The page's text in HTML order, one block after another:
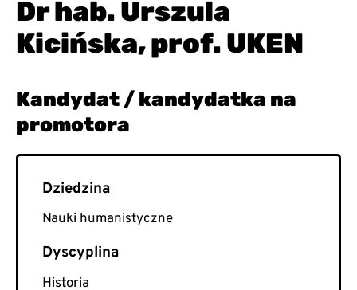
Dr hab. Urszula
Kicińska, prof. UKEN
Nauki humanistyczne
Historia